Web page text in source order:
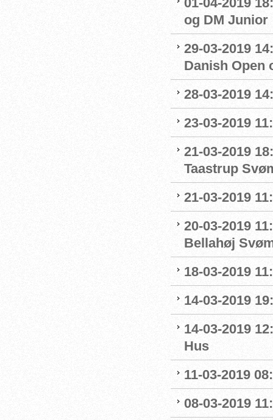
og DM Junior
29-03-2019
Danish Open
28-03-2019
23-03-2019
21-03-2019
Taastrup
21-03-2019
20-03-2019
Bellahøj
18-03-2019
14-03-2019
14-03-2019
Hus
11-03-2019
08-03-2019